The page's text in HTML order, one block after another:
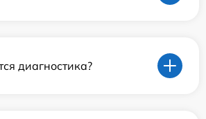
диагностика?